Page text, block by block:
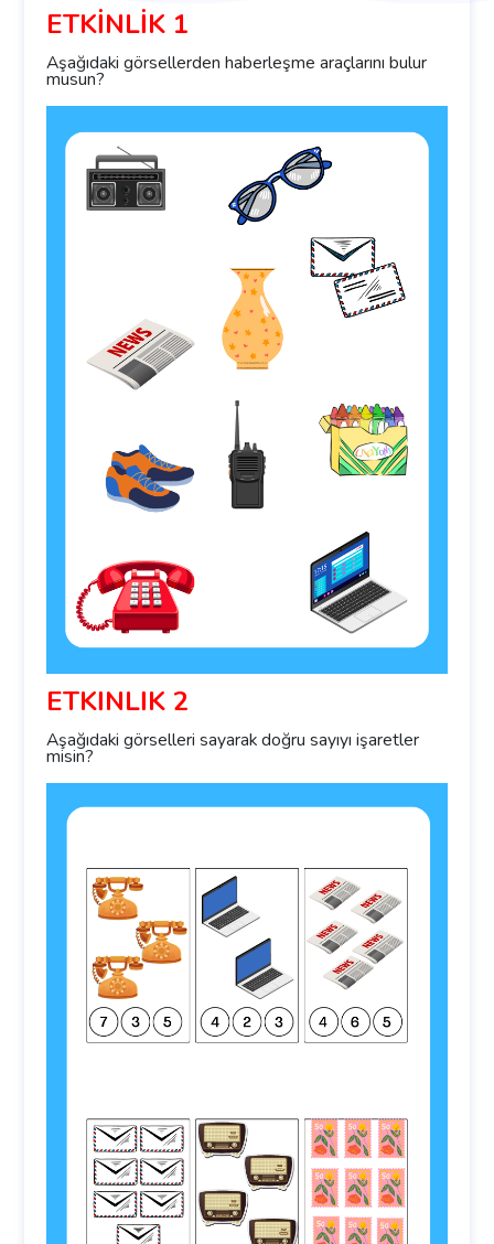
ETKİNLİK 1
Aşağıdaki görsellerden haberleşme araçlarını bulur
musun?
ETKİNLİK 2
Aşağıdaki görselleri sayarak doğru sayıyı işaretler
misin?